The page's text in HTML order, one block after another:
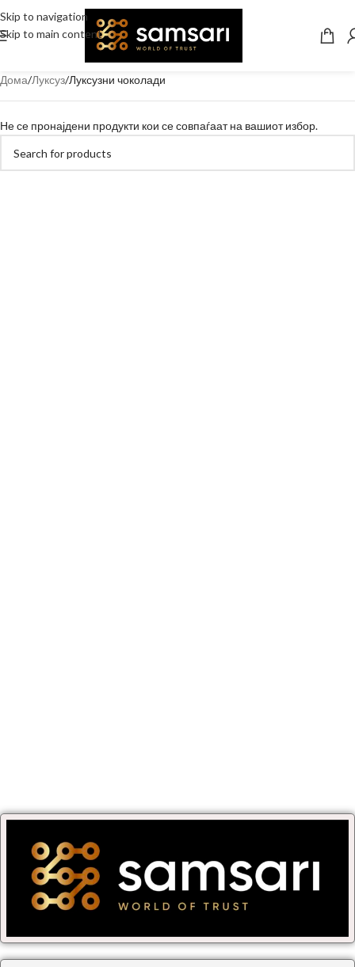
Skip to navigation
Skip to main content
Дома Луксуз Луксузни чоколади
Не се пронајдени продукти кои се совпаѓаат на вашиот избор.